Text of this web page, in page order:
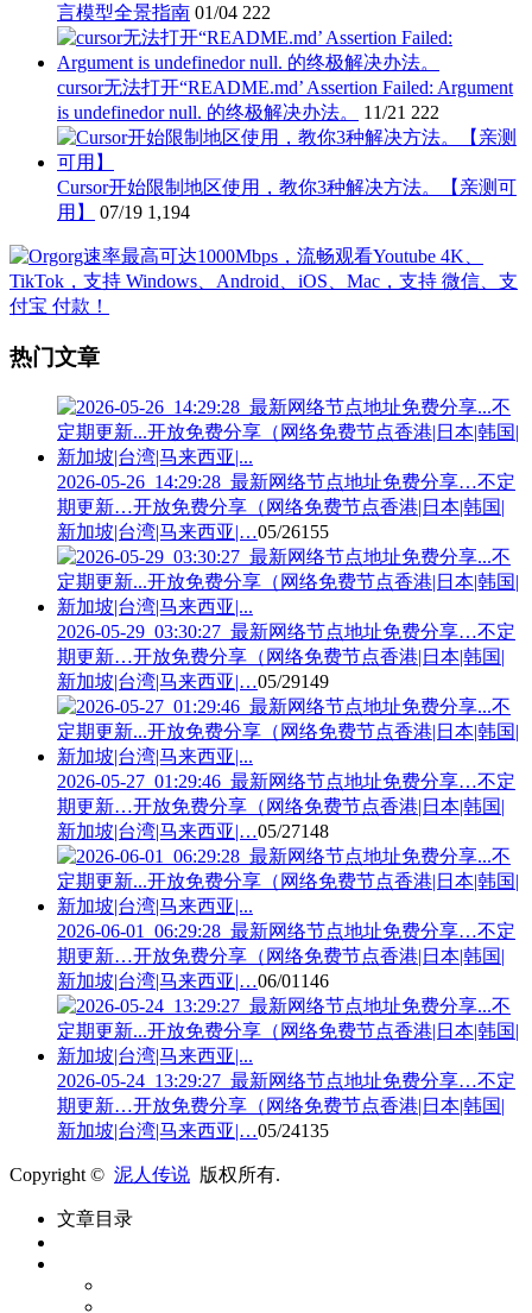
言模型全景指南 01/04 222
cursor无法打开“README.md’ Assertion Failed: Argument
is undefinedor null. 的终极解决办法。
11/21 222
Cursor开始限制地区使用，教你3种解决方法。【亲测可
用】
07/19 1,194
热门文章
2026-05-26_14:29:28_最新网络节点地址免费分享…不定
期更新…开放免费分享（网络免费节点香港|日本|韩国|
新加坡|台湾|马来西亚|…05/26155
2026-05-29_03:30:27_最新网络节点地址免费分享…不定
期更新…开放免费分享（网络免费节点香港|日本|韩国|
新加坡|台湾|马来西亚|…05/29149
2026-05-27_01:29:46_最新网络节点地址免费分享…不定
期更新…开放免费分享（网络免费节点香港|日本|韩国|
新加坡|台湾|马来西亚|…05/27148
2026-06-01_06:29:28_最新网络节点地址免费分享…不定
期更新…开放免费分享（网络免费节点香港|日本|韩国|
新加坡|台湾|马来西亚|…06/01 146
2026-05-24_13:29:27_最新网络节点地址免费分享…不定
期更新…开放免费分享（网络免费节点香港|日本|韩国|
新加坡|台湾|马来西亚|…05/24135
Copyright © 泥人传说 版权所有.
文章目录